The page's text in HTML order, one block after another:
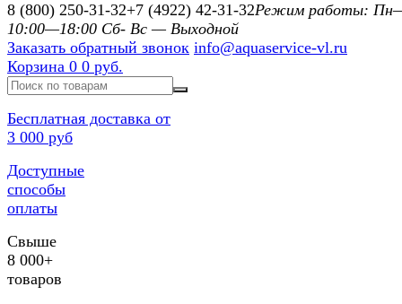
8 (800) 250-31-32+7 (4922) 42-31-32Режим работы:
10:00—18:00 Сб- Вс — Выходной
Заказать обратный звонок info@aquaservice-vl.ru
Корзина 0 0 руб.
Бесплатная доставка от
3 000 руб
Доступные
способы
оплаты
Свыше
8 000+
товаров